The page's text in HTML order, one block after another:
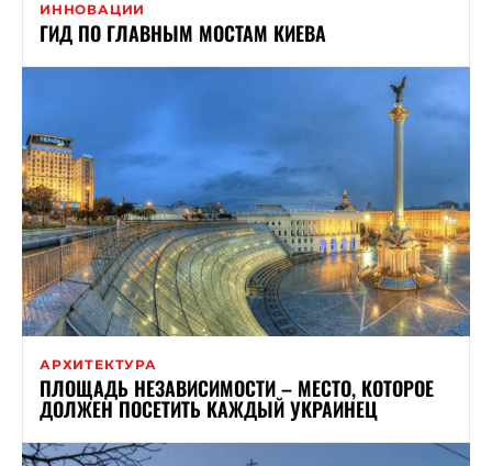
ИННОВАЦИИ
ГИД ПО ГЛАВНЫМ МОСТАМ КИЕВА
АРХИТЕКТУРА
ПЛОЩАДЬ НЕЗАВИСИМОСТИ – МЕСТО, КОТОРОЕ
ДОЛЖЕН ПОСЕТИТЬ КАЖДЫЙ УКРАИНЕЦ